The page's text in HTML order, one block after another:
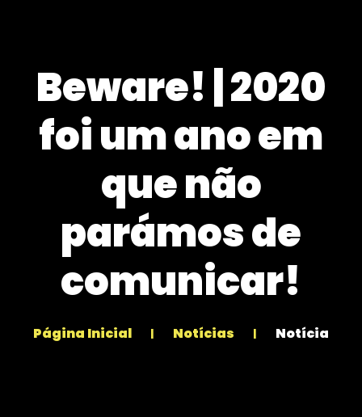
Beware! | 2020
foi um ano em
que não
parámos de
comunicar!
Página Inicial Notícias Notícia